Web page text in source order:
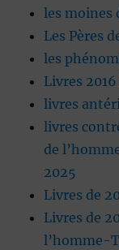
les moines
Les Pères
les
Livres
livres
livres
de
2025
Livres de
Livres de
l’homme-